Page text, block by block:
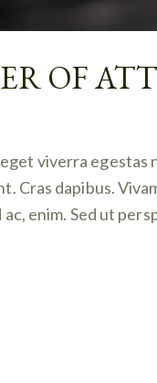
OF
viverra egestas
Cras dapibus.
enim. Sed ut